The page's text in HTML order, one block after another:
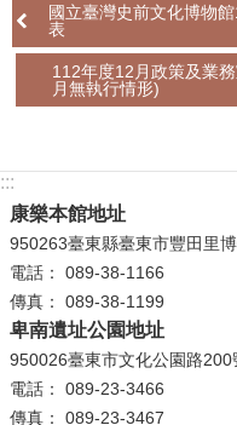
索
便
民
務
性
平
國立臺灣史前文化博物
表
112年度12月政策及業
月無執行情形)
:::
康樂本館地址
950263臺東縣臺東市豐田里
電話： 089-38-1166
傳真： 089-38-1199
卑南遺址公園地址
950026臺東市文化公園路200
電話： 089-23-3466
傳真： 089-23-3467